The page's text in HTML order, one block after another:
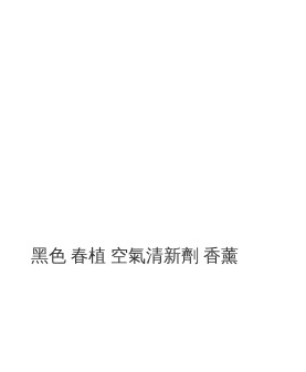
黑色 春植 空氣清新劑 香薰